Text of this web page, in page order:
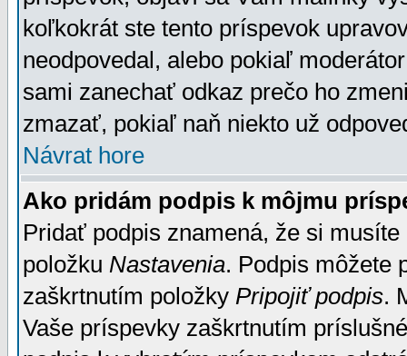
koľkokrát ste tento príspevok
neodpovedal, alebo pokiaľ
sami zanechať odkaz prečo ho
zmazať, pokiaľ naň niekto už
Návrat hore
Ako pridám podpis k môjmu
Pridať podpis znamená, že si
položku Nastavenia. Podpis môžete
zaškrtnutím položky Pripojiť podpis.
Vaše príspevky zaškrtnutím